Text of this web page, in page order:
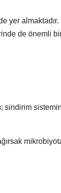
yer
de önemli
sindirim